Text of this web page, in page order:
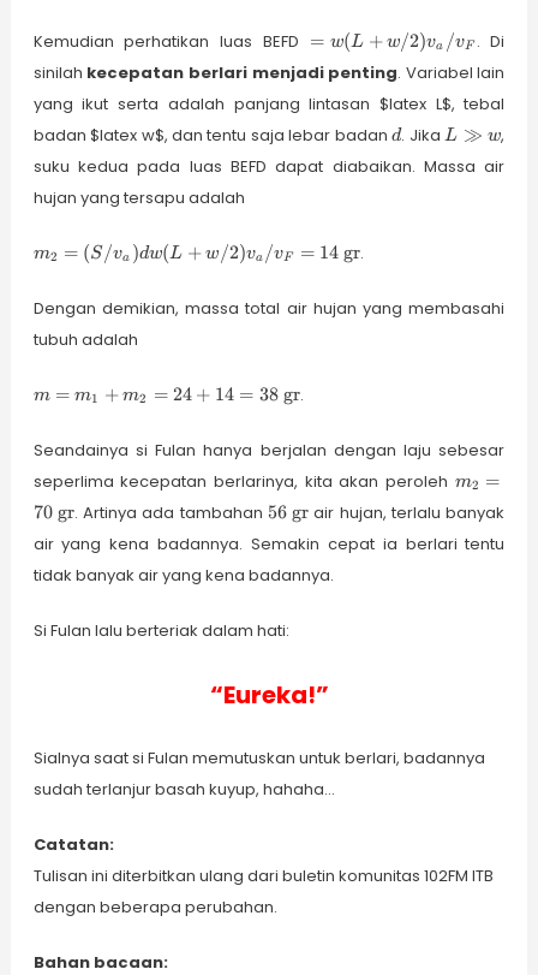
gr}
Kemudian perhatikan luas BEFD =
w(L+w/2)v_a
/ v_F
= w(L + w/2)va /vF . Di
sinilah kecepatan berlari menjadi penting. Variabel lain
yang ikut serta adalah panjang lintasan $latex L$, tebal
badan $latex w$, dan tentu saja lebar badand
d. JikaL
w
L ≫ w,
suku kedua pada luas BEFD dapat diabaikan. Massa air
hujan yang tersapu adalah
m_2 =
(S/v_a)
(L+w/2)
v_a /
gr}
m2 = (S /va )dw(L + w /2)va /vF = 14 gr.
Dengan demikian, massa total air hujan yang membasahi
tubuh adalah
m =
m_2
= 24
=
38~
gr}
m = m1 + m2 = 24 + 14 = 38 gr.
Seandainya si Fulan hanya berjalan dengan laju sebesar
seperlima kecepatan berlarinya, kita akan peroleh m_2
70~
{\rm
m2 =
70 gr. Artinya ada tambahan 56~
{\rm
gr}
56 gr air hujan, terlalu banyak
air yang kena badannya. Semakin cepat ia berlari tentu
tidak banyak air yang kena badannya.
Si Fulan lalu berteriak dalam hati:
“Eureka!”
Sialnya saat si Fulan memutuskan untuk berlari, badannya
sudah terlanjur basah kuyup, hahaha…
Catatan:
Tulisan ini diterbitkan ulang dari buletin komunitas 102FM ITB
dengan beberapa perubahan.
Bahan bacaan: